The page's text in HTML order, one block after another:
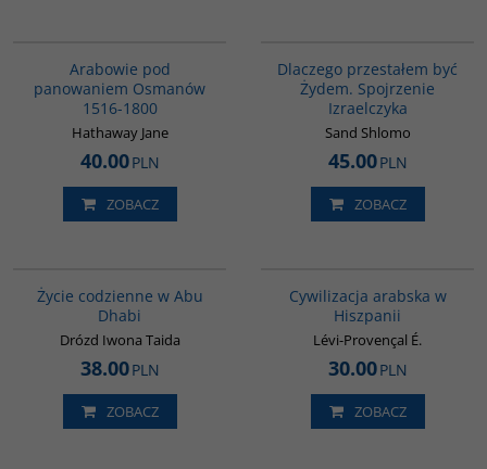
Arabowie pod
panowaniem Osmanów
1516-1800
Hathaway Jane
40.00PLN
ZOBACZ
Dlaczego przestałem być
Żydem. Spojrzenie
Izraelczyka
Sand Shlomo
45.00PLN
ZOBACZ
Życie codzienne w Abu
Dhabi
Drózd Iwona Taida
38.00PLN
ZOBACZ
Cywilizacja arabska w
Hiszpanii
Lévi-Provençal É.
30.00PLN
ZOBACZ